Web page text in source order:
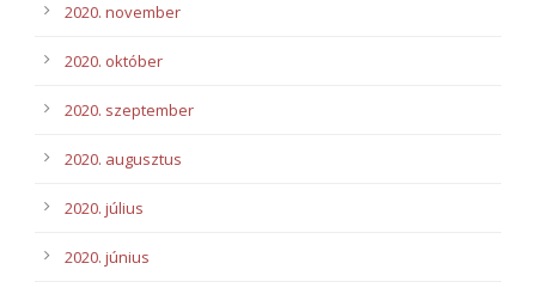
2020. november
2020. október
2020. szeptember
2020. augusztus
2020. július
2020. június